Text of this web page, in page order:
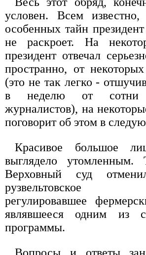
условен. Всем
особенных тайн
не раскроет. На
президент отвечал
пространно, от
(это не так легко -
в неделю от сотни
журналистов), на
поговорит об этом в
Красивое большое
выглядело утомленным.
Верховный суд
рузвельтовское
регулировавшее
являвшееся одним из
программы.